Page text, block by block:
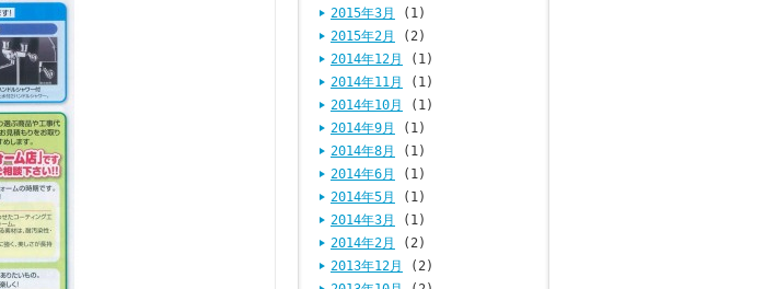
2015年3月
(1)
2015年2月
(2)
2014年12月
(1)
2014年11月
(1)
2014年10月
(1)
2014年9月
(1)
2014年8月
(1)
2014年6月
(1)
2014年5月
(1)
2014年3月
(1)
2014年2月
(2)
2013年12月
(2)